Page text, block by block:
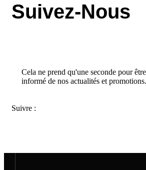
Suivez-Nous
Cela ne prend qu'une seconde pour
informé de nos actualités et
Suivre :